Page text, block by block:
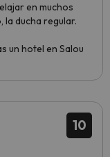
en muchos
la ducha regular.
un hotel en Salou
10